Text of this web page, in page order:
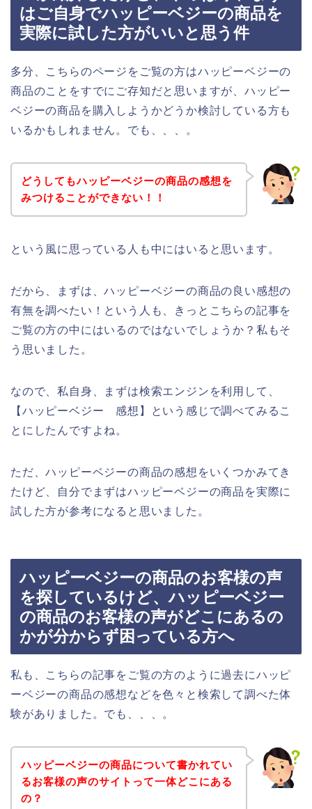
はご自身でハッピーベジーの商品を
実際に試した方がいいと思う件
多分、こちらのページをご覧の方はハッピーベジーの
商品のことをすでにご存知だと思いますが、ハッピー
ベジーの商品を購入しようかどうか検討している方も
いるかもしれません。でも、、、。
どうしてもハッピーベジーの商品の感想を
みつけることができない！！
という風に思っている人も中にはいると思います。
だから、まずは、ハッピーベジーの商品の良い感想の
有無を調べたい！という人も、きっとこちらの記事を
ご覧の方の中にはいるのではないでしょうか？私もそ
う思いました。
なので、私自身、まずは検索エンジンを利用して、
【ハッピーベジー 感想】という感じで調べてみるこ
とにしたんですよね。
ただ、ハッピーベジーの商品の感想をいくつかみてき
たけど、自分でまずはハッピーベジーの商品を実際に
試した方が参考になると思いました。
ハッピーベジーの商品のお客様の声
を探しているけど、ハッピーベジー
の商品のお客様の声がどこにあるの
かが分からず困っている方へ
私も、こちらの記事をご覧の方のように過去にハッピ
ーベジーの商品の感想などを色々と検索して調べた体
験がありました。でも、、、。
ハッピーベジーの商品について書かれてい
るお客様の声のサイトって一体どこにある
の？